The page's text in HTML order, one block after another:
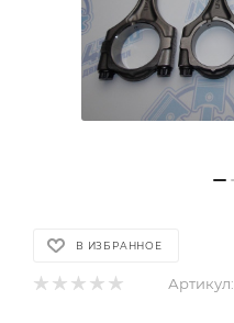
В ИЗБРАННОЕ
Артикул: